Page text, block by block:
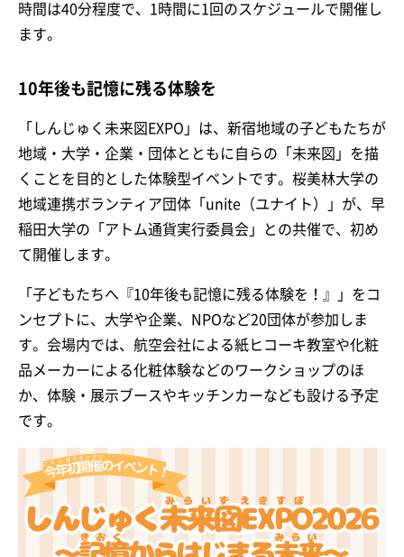
時間は40分程度で、1時間に1回のスケジュールで開催し
ます。
10年後も記憶に残る体験を
「しんじゅく未来図EXPO」は、新宿地域の子どもたちが
地域・大学・企業・団体とともに自らの「未来図」を描
くことを目的とした体験型イベントです。桜美林大学の
地域連携ボランティア団体「unite（ユナイト）」が、早
稲田大学の「アトム通貨実行委員会」との共催で、初め
て開催します。
「子どもたちへ『10年後も記憶に残る体験を！』」をコ
ンセプトに、大学や企業、NPOなど20団体が参加しま
す。会場内では、航空会社による紙ヒコーキ教室や化粧
品メーカーによる化粧体験などのワークショップのほ
か、体験・展示ブースやキッチンカーなども設ける予定
です。